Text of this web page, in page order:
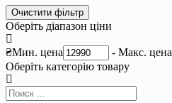
Очистити фільтр
Оберіть діапазон ціни
₴Мин. цена - Макс. цена
Оберіть категорію товару